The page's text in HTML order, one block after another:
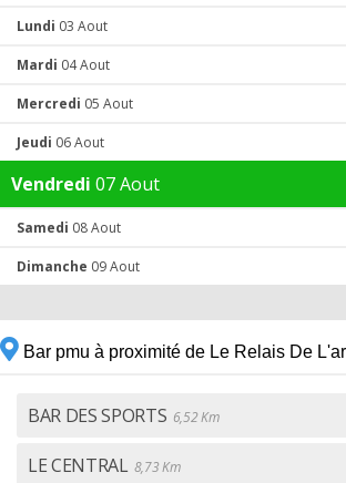
Lundi 03 Aout
Mardi 04 Aout
Mercredi 05 Aout
Jeudi 06 Aout
Vendredi 07 Aout
Samedi 08 Aout
Dimanche 09 Aout
Bar pmu à proximité de Le Relais De
BAR DES SPORTS 6,52 Km
LE CENTRAL 8,73 Km